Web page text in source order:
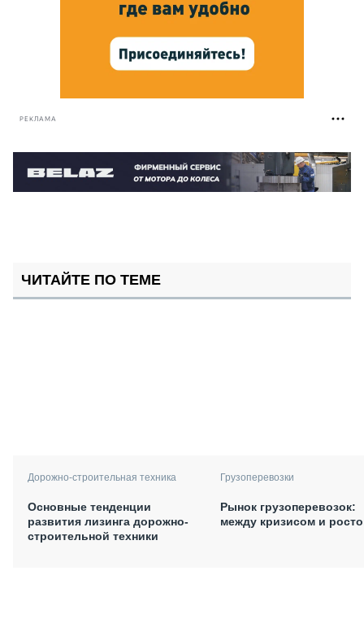
РЕКЛАМА
ЧИТАЙТЕ ПО ТЕМЕ
Дорожно-строительная техника
Основные тенденции
развития лизинга дорожно-
строительной техники
Грузоперевозки
Рынок грузоперевозок:
между кризисом и